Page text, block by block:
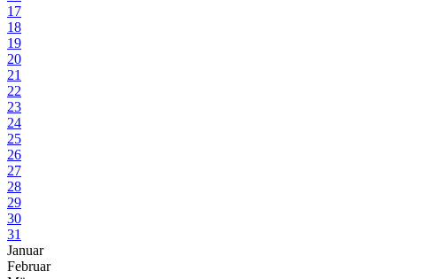
17
18
19
20
21
22
23
24
25
26
27
28
29
30
31
Januar
Februar